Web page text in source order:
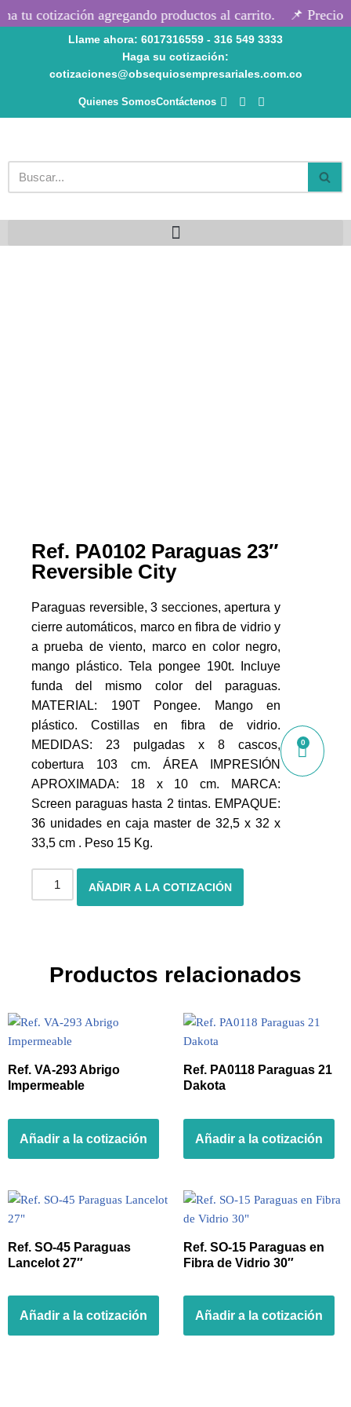
contenido
tu cotización agregando productos al carrito. 📌
Llame ahora: 6017316559 - 316 549 3333
Haga su cotización:
cotizaciones@obsequiosempresariales.com.co
Quienes SomosContáctenos
0
Ref. PA0102 Paraguas 23″
Reversible City
Paraguas reversible, 3 secciones, apertura y
cierre automáticos, marco en fibra de vidrio y
a prueba de viento, marco en color negro,
mango plástico. Tela pongee 190t. Incluye
funda del mismo color del paraguas.
MATERIAL: 190T Pongee. Mango en
plástico. Costillas en fibra de vidrio.
MEDIDAS: 23 pulgadas x 8 cascos,
cobertura 103 cm. ÁREA IMPRESIÓN
APROXIMADA: 18 x 10 cm. MARCA:
Screen paraguas hasta 2 tintas. EMPAQUE:
36 unidades en caja master de 32,5 x 32 x
33,5 cm . Peso 15 Kg.
AÑADIR A LA COTIZACIÓN
Productos relacionados
Ref. VA-293 Abrigo
Impermeable
Añadir a la cotización
Ref. PA0118 Paraguas 21
Dakota
Añadir a la cotización
Ref. SO-45 Paraguas
Lancelot 27″
Añadir a la cotización
Ref. SO-15 Paraguas en
Fibra de Vidrio 30″
Añadir a la cotización